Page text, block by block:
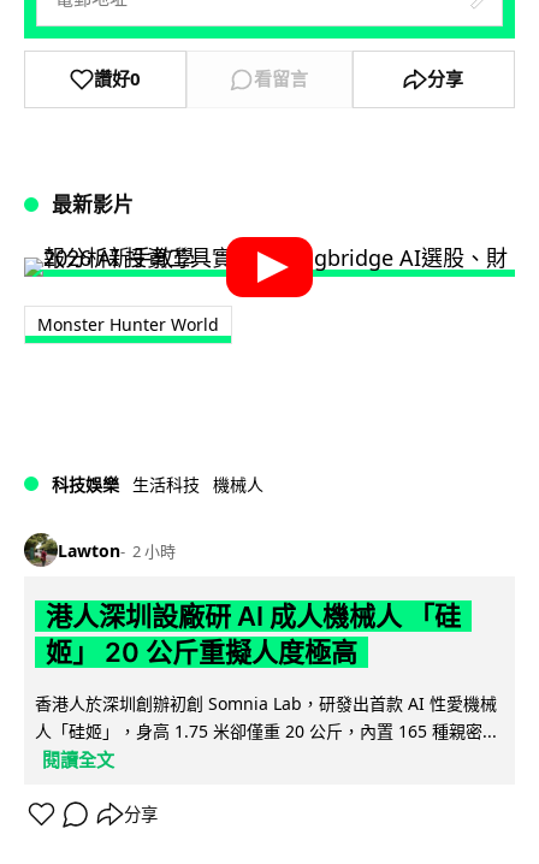
讚好0 看留言 分享
最新影片
Monster Hunter World
科技娛樂 生活科技 機械人
Lawton 2 小時
港人深圳設廠研 AI 成人機械人 「硅
姬」 20 公斤重擬人度極高
香港人於深圳創辦初創 Somnia Lab，研發出首款 AI 性愛機械
人「硅姬」，身高 1.75 米卻僅重 20 公斤，內置 165 種親密...
閱讀全文
分享